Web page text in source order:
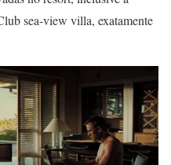
sea-view villa, exatamente